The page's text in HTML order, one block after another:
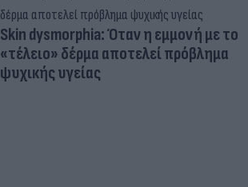
Skin dysmorphia: Όταν η εμμονή με το
«τέλειο» δέρμα αποτελεί πρόβλημα
ψυχικής υγείας